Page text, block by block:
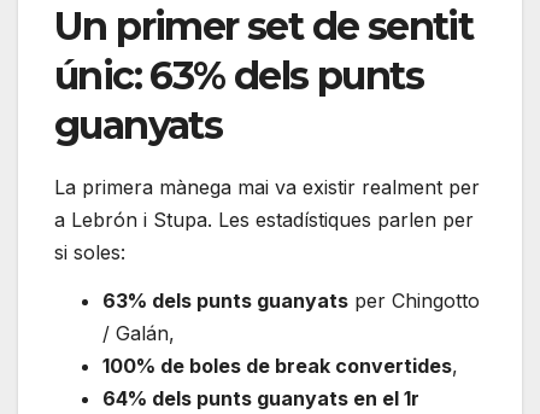
Un primer set de sentit
únic: 63% dels punts
guanyats
La primera mànega mai va existir realment per
a Lebrón i Stupa. Les estadístiques parlen per
si soles:
63% dels punts guanyats per Chingotto
/ Galán,
100% de boles de break convertides,
64% dels punts guanyats en el 1r